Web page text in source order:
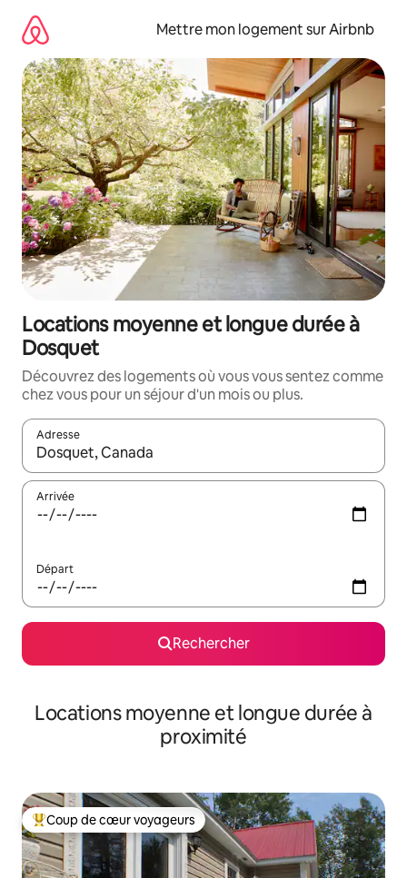
directement
contenu
Mettre mon logement sur Airbnb
Locations moyenne et longue durée à
Dosquet
Découvrez des logements où vous vous sentez comme
chez vous pour un séjour d'un mois ou plus.
Adresse
Lorsque les résultats s'affichent, utilisez les flèches vers le
Arrivée
Départ
Rechercher
Locations moyenne et longue durée à
proximité
Coups de cœur voyageurs les plus appréciés
Coup de cœur voyageurs